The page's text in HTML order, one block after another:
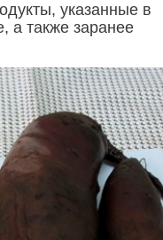
указанные в
а также заранее